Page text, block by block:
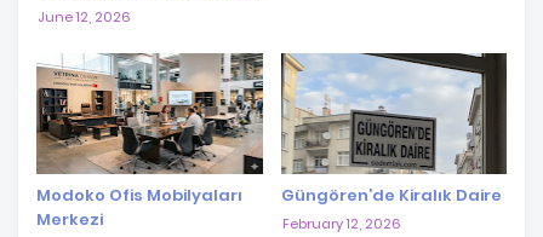
June 12, 2026
Modoko Ofis Mobilyaları
Merkezi
Güngören’de Kiralık Daire
February 12, 2026